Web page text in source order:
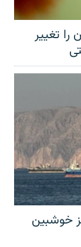
تغییر
خوشبین